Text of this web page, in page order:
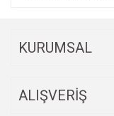
KURUMSAL
ALIŞVERİŞ